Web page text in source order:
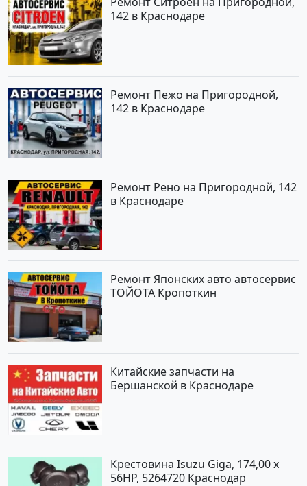
142 в Краснодаре
Ремонт Пежо на Пригородной,
142 в Краснодаре
Ремонт Рено на Пригородной, 142
в Краснодаре
Ремонт Японских авто автосервис
ТОЙОТА Кропоткин
Китайские запчасти на
Бершанской в Краснодаре
Крестовина Isuzu Giga, 174,00 x
56HP, 5264720 Краснодар